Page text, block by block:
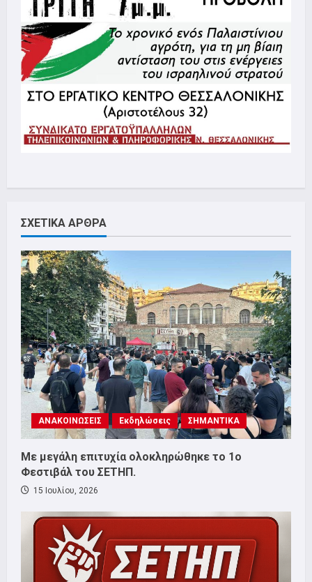
ΣΧΕΤΙΚΑ ΑΡΘΡΑ
ΑΝΑΚΟΙΝΩΣΕΙΣ Εκδηλώσεις ΣΗΜΑΝΤΙΚΑ
Με μεγάλη επιτυχία ολοκληρώθηκε το 1ο
Φεστιβάλ του ΣΕΤΗΠ.
15 Ιουλίου, 2026